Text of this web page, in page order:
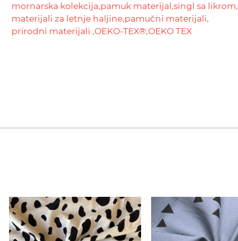
mornarska kolekcija,pamuk materijal,singl sa likrom,
materijali za letnje haljine,pamučni materijali,
prirodni materijali ,OEKO-TEX®,OEKO TEX